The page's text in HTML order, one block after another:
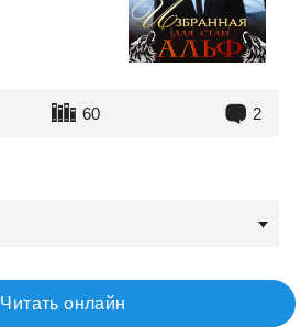
60 2
Читать онлайн